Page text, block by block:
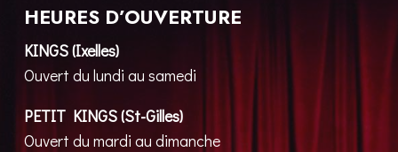
HEURES D’OUVERTURE
KINGS (Ixelles)
Ouvert du lundi au samedi
PETIT KINGS (St-Gilles)
Ouvert du mardi au dimanche